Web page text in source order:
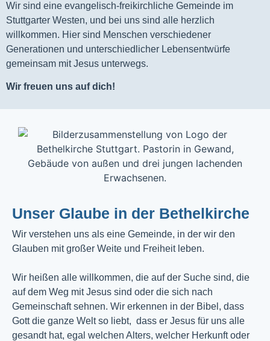
Wir sind eine evangelisch-freikirchliche Gemeinde im
Stuttgarter Westen, und bei uns sind alle herzlich
willkommen. Hier sind Menschen verschiedener
Generationen und unterschiedlicher Lebensentwürfe
gemeinsam mit Jesus unterwegs.
Wir freuen uns auf dich!
Unser Glaube in der Bethelkirche
Wir verstehen uns als eine Gemeinde, in der wir den
Glauben mit großer Weite und Freiheit leben.
Wir heißen alle willkommen, die auf der Suche sind, die
auf dem Weg mit Jesus sind oder die sich nach
Gemeinschaft sehnen. Wir erkennen in der Bibel, dass
Gott die ganze Welt so liebt, dass er Jesus für uns alle
gesandt hat, egal welchen Alters, welcher Herkunft oder